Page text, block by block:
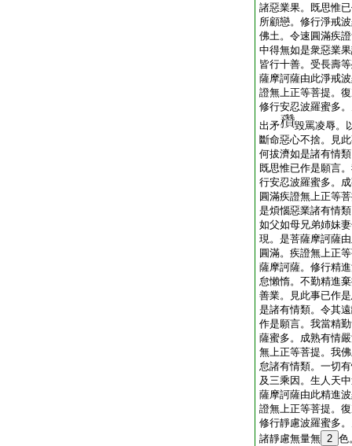
諸惡業果。既思惟
所顧戀。修行淨戒
佛土。令速圓滿疾
中得無如是衆惡業
皆行十善。受長壽
薩摩訶薩由此淨戒
證無上正等菩提。
修行安忍波羅蜜多
出矛
毀罵凌辱。
斷命惡心不捨。見
何拔濟如是諸有情
既思惟已作是願言
行安忍波羅蜜多。
圓滿疾證無上正等
是煩惱惡業諸有情
如父如母兄弟姉妹
現。是菩薩摩訶薩
圓滿。疾證無上正
薩摩訶薩。修行精
怠懶惰。不勤精進
善業。見此事已作
是諸有情類。令其
作是願言。我當精
薩蜜多。成熟有情
無上正等菩提。我
怠諸有情類。一切
及三乘因。生人天
薩摩訶薩由此精進
證無上正等菩提。
修行靜慮波羅蜜多
諸靜慮無量無 2 色